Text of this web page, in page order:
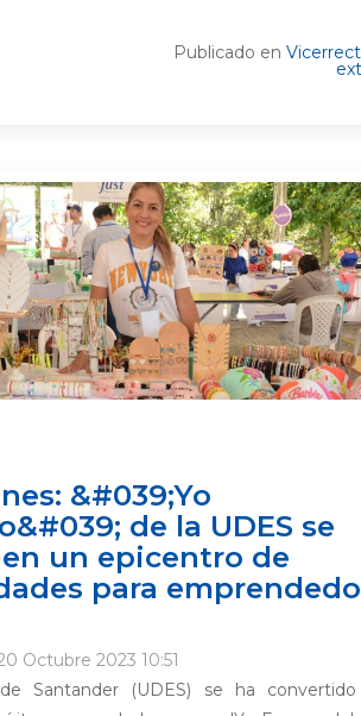
Publicado en
&#039;Yo
de la UDES se
un epicentro de
para
Octubre 2023 10:51
Santander (UDES) se ha